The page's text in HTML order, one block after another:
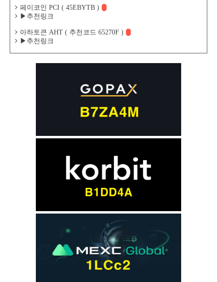
페이코인 PCI ( 45EBYTB )
▶추천링크
아하토큰 AHT ( 추천코드 65270F )
▶추천링크